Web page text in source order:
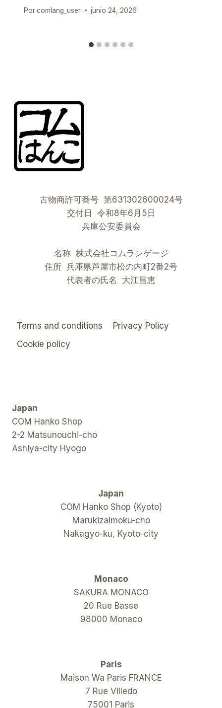
Porcomlang_user junio 24, 2026
古物商許可番号 第631302600024号
交付日 令和8年6月5日
兵庫公安委員会
名称 株式会社コムランゲージ
住所 兵庫県芦屋市松の内町2番2号
代表者の氏名 大江昌恵
Terms and conditions
Privacy Policy
Cookie policy
Japan
COM Hanko Shop
2-2 Matsunouchi-cho
Ashiya-city Hyogo
Japan
COM Hanko Shop (Kyoto)
Marukizaimoku-cho
Nakagyo-ku, Kyoto-city
Monaco
SAKURA MONACO
20 Rue Basse
98000 Monaco
Paris
Maison Wa Paris FRANCE
7 Rue Villedo
75001 Paris